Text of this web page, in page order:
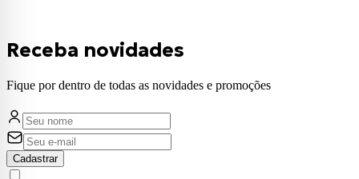
Receba novidades
Fique por dentro de todas as novidades e promoções
Cadastrar